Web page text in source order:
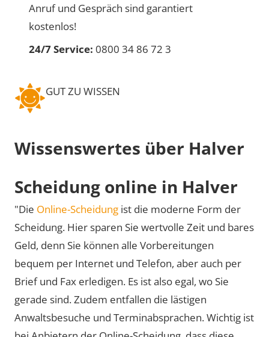
Anruf und Gespräch sind garantiert
kostenlos!
24/7 Service: 0800 34 86 72 3
GUT ZU WISSEN
Wissenswertes über Halver
Scheidung online in Halver
"Die Online-Scheidung ist die moderne Form der
Scheidung. Hier sparen Sie wertvolle Zeit und bares
Geld, denn Sie können alle Vorbereitungen
bequem per Internet und Telefon, aber auch per
Brief und Fax erledigen. Es ist also egal, wo Sie
gerade sind. Zudem entfallen die lästigen
Anwaltsbesuche und Terminabsprachen. Wichtig ist